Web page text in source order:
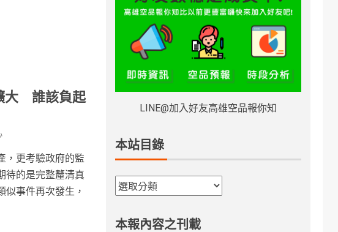
大 誰該負起
，更考驗政府的監
待的是完整釐清真
事件再次發生，
LINE@加入好友高雄空品報你知
本站目錄
本報內容之刊載